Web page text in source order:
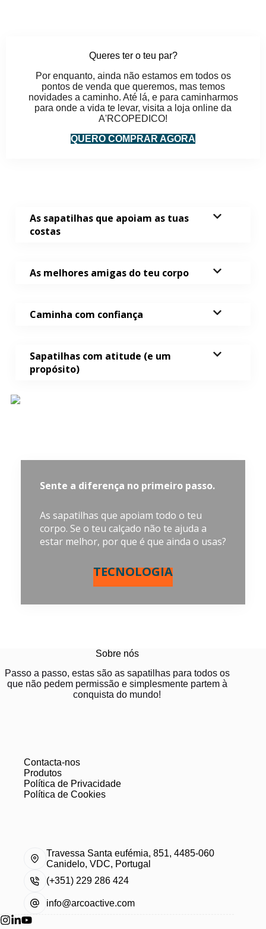
Queres ter o teu par?
Por enquanto, ainda não estamos em todos os
pontos de venda que queremos, mas temos
novidades a caminho. Até lá, e para caminharmos
para onde a vida te levar, visita a loja online da
A'RCOPEDICO!
QUERO COMPRAR AGORA
As sapatilhas que apoiam as tuas
costas
As melhores amigas do teu corpo
Caminha com confiança
Sapatilhas com atitude (e um
propósito)
Sente a diferença no primeiro passo.
As sapatilhas que apoiam todo o teu
corpo. Se o teu calçado não te ajuda a
estar melhor, por que é que ainda o usas?
TECNOLOGIA
Sobre nós
Passo a passo, estas são as sapatilhas para todos os
que não pedem permissão e simplesmente partem à
conquista do mundo!
Contacta-nos
Produtos
Política de Privacidade
Política de Cookies
Travessa Santa eufémia, 851, 4485-060
Canidelo, VDC, Portugal
(+351) 229 286 424
info@arcoactive.com